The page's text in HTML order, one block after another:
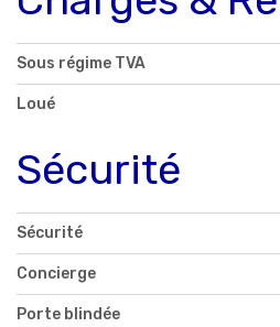
Sous régime TVA
Loué
Sécurité
Sécurité
Concierge
Porte blindée